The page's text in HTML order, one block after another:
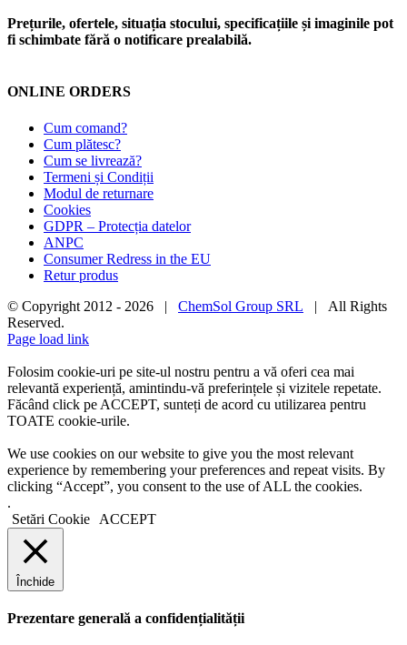
Prețurile, ofertele, situația stocului, specificațiile și imaginile pot
fi schimbate fără o notificare prealabilă.
ONLINE ORDERS
Cum comand?
Cum plătesc?
Cum se livrează?
Termeni și Condiții
Modul de returnare
Cookies
GDPR – Protecția datelor
ANPC
Consumer Redress in the EU
Retur produs
© Copyright 2012 - 2026 | ChemSol Group SRL | All Rights
Reserved.
Page load link
Folosim cookie-uri pe site-ul nostru pentru a vă oferi cea mai
relevantă experiență, amintindu-vă preferințele și vizitele repetate.
Făcând click pe ACCEPT, sunteți de acord cu utilizarea pentru
TOATE cookie-urile.
We use cookies on our website to give you the most relevant
experience by remembering your preferences and repeat visits. By
clicking “Accept”, you consent to the use of ALL the cookies.
.
Setări Cookie
ACCEPT
Închide
Prezentare generală a confidențialității